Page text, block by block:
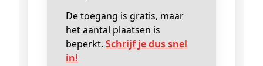
De toegang is gratis, maar
het aantal plaatsen is
beperkt. Schrijf je dus snel
in!